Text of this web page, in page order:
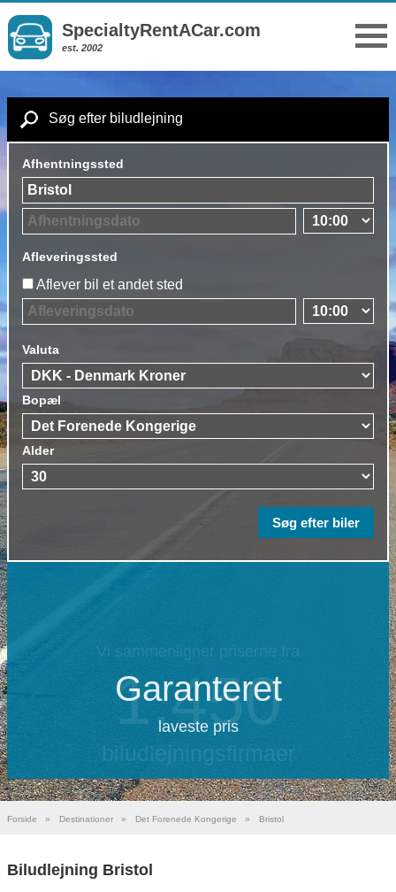
SpecialtyRentACar.com
est. 2002
Søg efter biludlejning
Afhentningssted
Afleveringssted
Aflever bil et andet sted
Valuta
Bopæl
Alder
Garanteret
laveste pris
Forside » Destinationer » Det Forenede Kongerige » Bristol
Biludlejning Bristol